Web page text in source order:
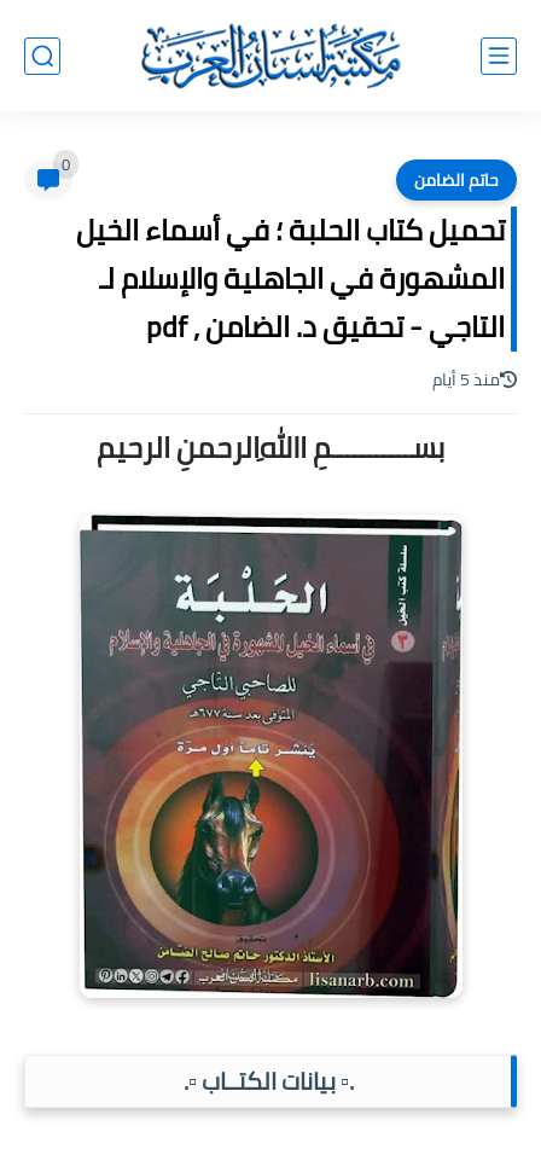
حاتم الضامن 0
تحميل كتاب الحلبة ؛ في أسماء الخيل
المشهورة في الجاهلية والإسلام لـ
التاجي - تحقيق د. الضامن , pdf
منذ 5 أيام
بســـــــــــمِ اﷲِالرحمنِ الرحيم
.▫️ بيانات الكتــاب ▫️.